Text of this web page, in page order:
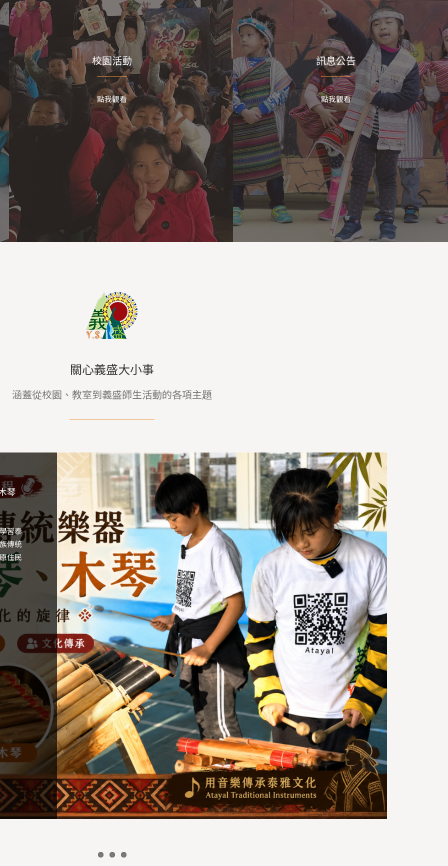
這樣的天氣，剛好遇上義盛國小拍畢業照的日
子，整個校園多了一點熱鬧的氣氛。今年國小畢
業班一共有七位學生，剛好都是女生。大家穿上
紅色的泰雅族服，在綠色的山景前拍照，看起來
特別喜氣。孩子們站在鏡頭前，有點緊張，也一
直忍不住笑，氣氛很輕鬆。幼兒園今年有三位小
小畢業生，也一起留下屬於自己的畢業照。小小
的身影排在一起，模樣很可愛，一旁的老師們看
著也覺得很有趣。山裡的霧、加上微微的細雨，
加上孩子們的笑容，讓今天的畢業照拍攝多了不
同平常的清新感。把側拍的畫面記錄下來，當作
孩子們在義盛國小的一段小小紀念。
到臉書觀看 分享
或缺的一環。作為家長，除了肩負教育與引導的
責任，也需尊重孩子的獨立性與自主權。為了協
助家長在數位時代下建立正向的親子互動關係，
教育部分享以下參考原則，供家長與孩子溝通時
運用。一、加（加分）—善用數位工具，讓家庭
生活加分現代孩子成長於科技爆炸時代，思維模
式與家長可能不同，鼓勵家長認識數位時代的
正、負面影響，並學習與孩子交流數位相關話
題，建議策略包括： (一) 了解孩子喜愛的熱門線
上遊戲與網站之互動方式，以拉近親子距離。(二)
透過數位工具，保持與遠方親屬的聯繫，或製作
家庭數位相簿或影片，讓全家人共同回顧美好時
光，增進感情連結。(三) 利用數位日曆協調家庭
活動時間，更有效地安排全家參與的休閒時光，
有效提升互動品質與效率。
孩子的數位使用行
為，宜建立在親子信任的基礎上。面對孩子越來
越頻繁的數位使用行為，與其以命令或完全限制
的方式來控制，不如透過「談心對話與溝通討
共同探討彼此的期待與需求，並創造出雙贏的解
決方案。另家長的數位使用習慣對孩子具有深遠
影響，家長可從自身做起，主動管理使用數位工
具的時間，例如在用餐或家庭相處時刻暫停使用
手機，共同營造高品質的親子互動時光。三、乘
（加乘）—提升數位素養，讓學習效益加乘數位
世界不僅是娛樂，更是學習與探索的寶庫，家長
可陪伴孩子研究有趣主題，共同學習與成長，建
議策略包括：(一) 鼓勵孩子將數位多媒體資源融
入學習，例如教育遊戲或互動模擬工具。推薦如
Google Docs、協作白板等，讓孩子與同學共同
完成專題或創意項目，提升合作能力與數位技
巧。 (二) 引導孩子使用數位工具創作，如繪圖軟
體、影片剪輯或音樂編輯程式。鼓勵家長參與作
品討論與分享，促進親子合作。(三) 協助孩子建
立個人數位作品集、參加線上競賽或展示數位技
能，將為孩子奠定升學與就業的堅實基礎，幫助
他們更自信地迎接與數位相關的學科與職場挑
戰。
四、除（去除）—遠離數位危害，去除有害
的影響家長可利用目前已設計完善的家庭數位管
理工具，協助孩子選擇安全、適齡內容，避免暴
力、色情或不健康資訊。本部已建置免費「數位
工具包」資源(相關資源連結：
https://gov.tw/bLU)，是有效管理孩子數位行為
的好幫手，能協助設定應用程式限制並監控裝置
使用情況。在安裝後，建議同時引導孩子以下重
點:(一) 教育孩子如何保護數位足跡，例如不分享
9 月 之前
0
校園活動
點我觀看
訊息公告
點我觀看
關心義盛大小事
涵蓋從校園、教室到義盛師生活動的各項主題
琴
習泰
傳統
住民
素
從素
水彩
，透
與文
(泰
眼與
作設
同，